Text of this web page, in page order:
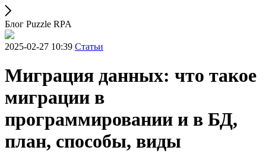
Блог Puzzle RPA
2025-02-27 10:39 Статьи
Миграция данных: что такое
миграции в
программировании и в БД,
план, способы, виды